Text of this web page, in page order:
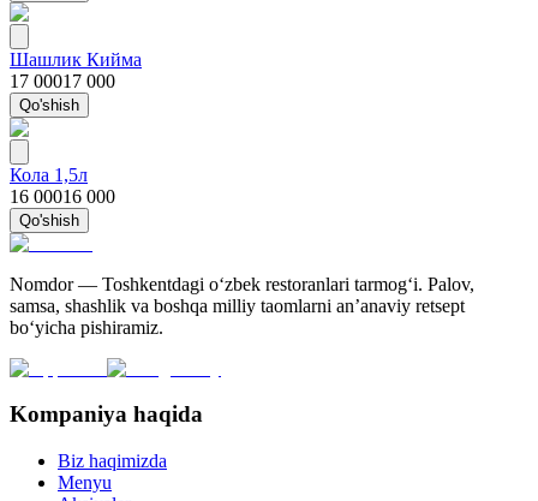
Шашлик Кийма
17 00017 000
Qo'shish
Кола 1,5л
16 00016 000
Qo'shish
Nomdor — Toshkentdagi oʻzbek restoranlari tarmogʻi. Palov,
samsa, shashlik va boshqa milliy taomlarni an’anaviy retsept
bo‘yicha pishiramiz.
Kompaniya haqida
Biz haqimizda
Menyu